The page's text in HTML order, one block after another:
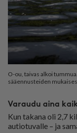
O-ou, taivas alkoi
sääennusteiden
Varaudu aina
Kun ta­ka­na oli 2,7
au­ti­o­tu­val­le – ja